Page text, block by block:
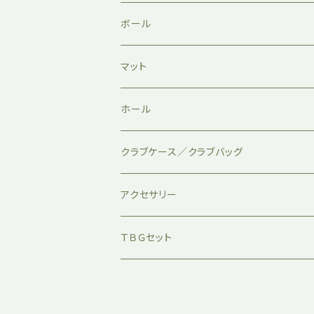
ボール
マット
ホール
クラブケース／クラブバッグ
アクセサリー
ＴＢＧセット